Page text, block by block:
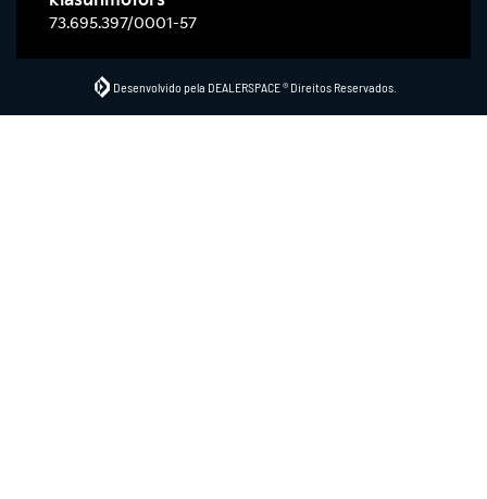
73.695.397/0001-57
Desenvolvido pela DEALERSPACE ® Direitos Reservados.